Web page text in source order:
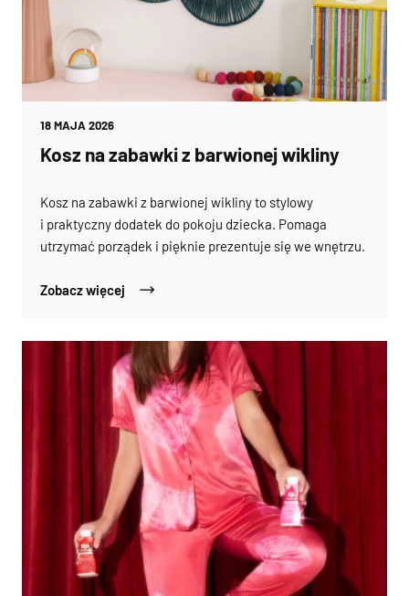
18 MAJA 2026
Kosz na zabawki z barwionej wikliny
Kosz na zabawki z barwionej wikliny to stylowy
i praktyczny dodatek do pokoju dziecka. Pomaga
utrzymać porządek i pięknie prezentuje się we wnętrzu.
Zobacz więcej